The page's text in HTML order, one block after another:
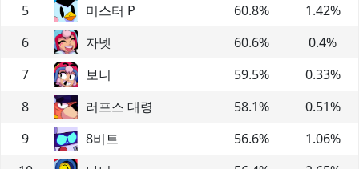
5
미스터 P 60.8% 1.42%
6
자넷 60.6% 0.4%
7
보니 59.5% 0.33%
8
러프스 대령 58.1% 0.51%
9
8비트 56.6% 1.06%